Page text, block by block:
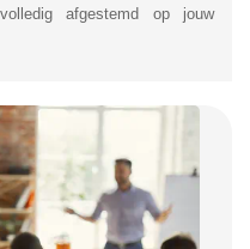
afgestemd op jouw